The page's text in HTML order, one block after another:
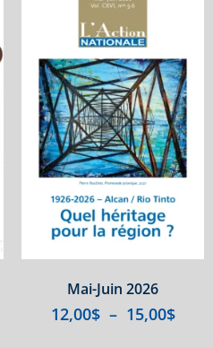
Mai-Juin 2026
12,00$ – 15,00$